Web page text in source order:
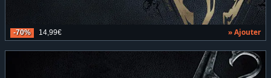
-70% 14,99€ » Ajouter